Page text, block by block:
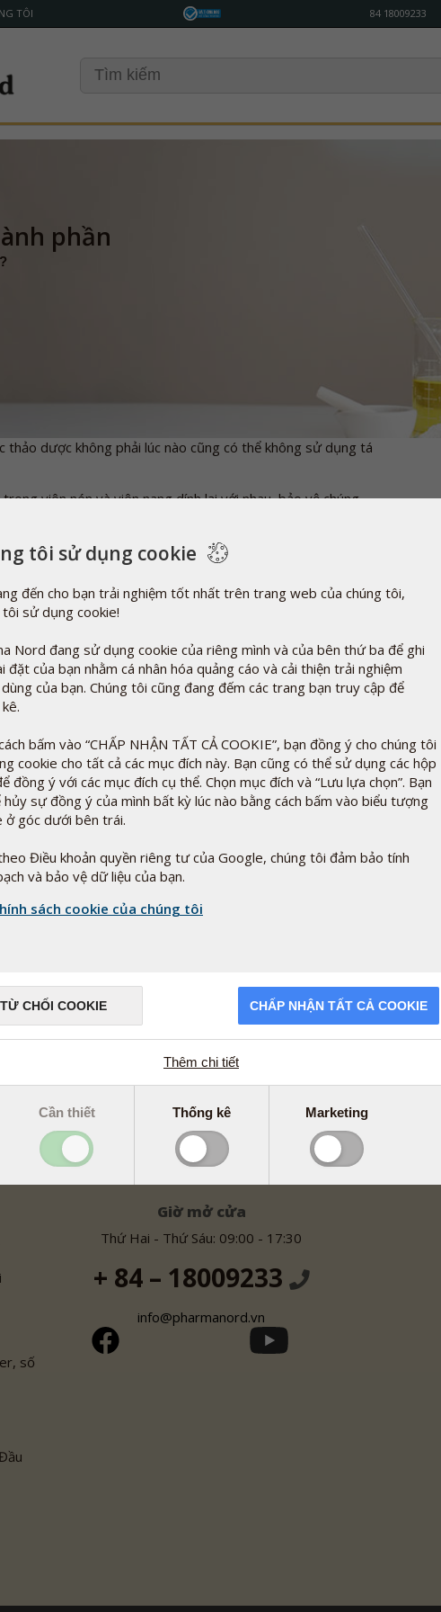
TÔI 84 18009233
phần
dược không phải lúc nào cũng có thể không sử dụng tá
viên nén và viên nang dính lại với nhau, bảo vệ chúng
vi sinh vật và từ bức xạ UV, điều chỉnh độ đặc, cải thiện
số trường hợp để làm cho chế phẩm trông hấp dẫn hơn.
hóa học tổng hợp. Một vài ví dụ về điều này là glycerol (E-
và pectin (E-440), được tìm thấy tự nhiên trong trái cây và
số
Giờ mở cửa
Thứ Hai - Thứ Sáu: 09:00 - 17:30
+ 84 – 18009233
info@pharmanord.vn
tôi sử dụng cookie
đến cho bạn trải nghiệm tốt nhất trên trang web của chúng tôi,
tôi sử dụng cookie!
Nord đang sử dụng cookie của riêng mình và của bên thứ ba để ghi
đặt của bạn nhằm cá nhân hóa quảng cáo và cải thiện trải nghiệm
của bạn. Chúng tôi cũng đang đếm các trang bạn truy cập để
bấm vào “CHẤP NHẬN TẤT CẢ COOKIE”, bạn đồng ý cho chúng tôi
cookie cho tất cả các mục đích này. Bạn cũng có thể sử dụng các hộp
đồng ý với các mục đích cụ thể. Chọn mục đích và “Lưu lựa chọn”. Bạn
hủy sự đồng ý của mình bất kỳ lúc nào bằng cách bấm vào biểu tượng
ở góc dưới bên trái.
Điều khoản quyền riêng tư của Google, chúng tôi đảm bảo tính
và bảo vệ dữ liệu của bạn.
sách cookie của chúng tôi
TỪ CHỐI COOKIE CHẤP NHẬN TẤT CẢ COOKIE
Thêm chi tiết
Cần thiết Thống kê Marketing